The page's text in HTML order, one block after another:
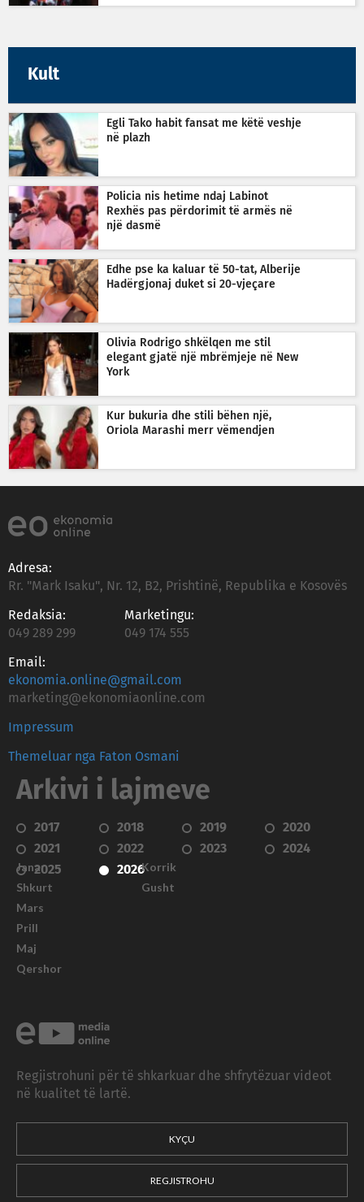
Kult
Egli Tako habit fansat me këtë veshje
në plazh
Policia nis hetime ndaj Labinot
Rexhës pas përdorimit të armës në
një dasmë
Edhe pse ka kaluar të 50-tat, Alberije
Hadërgjonaj duket si 20-vjeçare
Olivia Rodrigo shkëlqen me stil
elegant gjatë një mbrëmjeje në New
York
Kur bukuria dhe stili bëhen një,
Oriola Marashi merr vëmendjen
Adresa:
Rr. "Mark Isaku", Nr. 12, B2, Prishtinë, Republika e Kosovës
Redaksia:
049 289 299
Marketingu:
049 174 555
Email:
ekonomia.online@gmail.com
marketing@ekonomiaonline.com
Impressum
Themeluar nga Faton Osmani
Arkivi i lajmeve
2017 2018 2019
2020
2021
2022 2023
2024
2025
2026
Janar
Shkurt
Mars
Prill
Maj
Qershor
Korrik
Gusht
Regjistrohuni për të shkarkuar dhe shfrytëzuar videot
në kualitet të lartë.
KYÇU
REGJISTROHU